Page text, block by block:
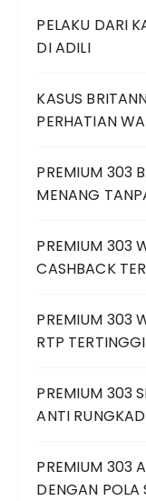
PELAKU DARI
DI ADILI
KASUS
PERHATIAN
PREMIUM 303
MENANG
PREMIUM 303
CASHBACK
PREMIUM 303
RTP TERTINGGI
PREMIUM 303
ANTI RUNGKAD
PREMIUM 303
DENGAN POLA